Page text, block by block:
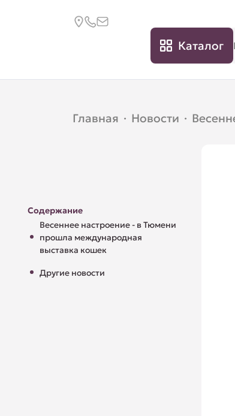
Каталог
Главная · Новости ·
Содержание
Весеннее настроение - в Тюмени
прошла международная
выставка кошек
Другие новости